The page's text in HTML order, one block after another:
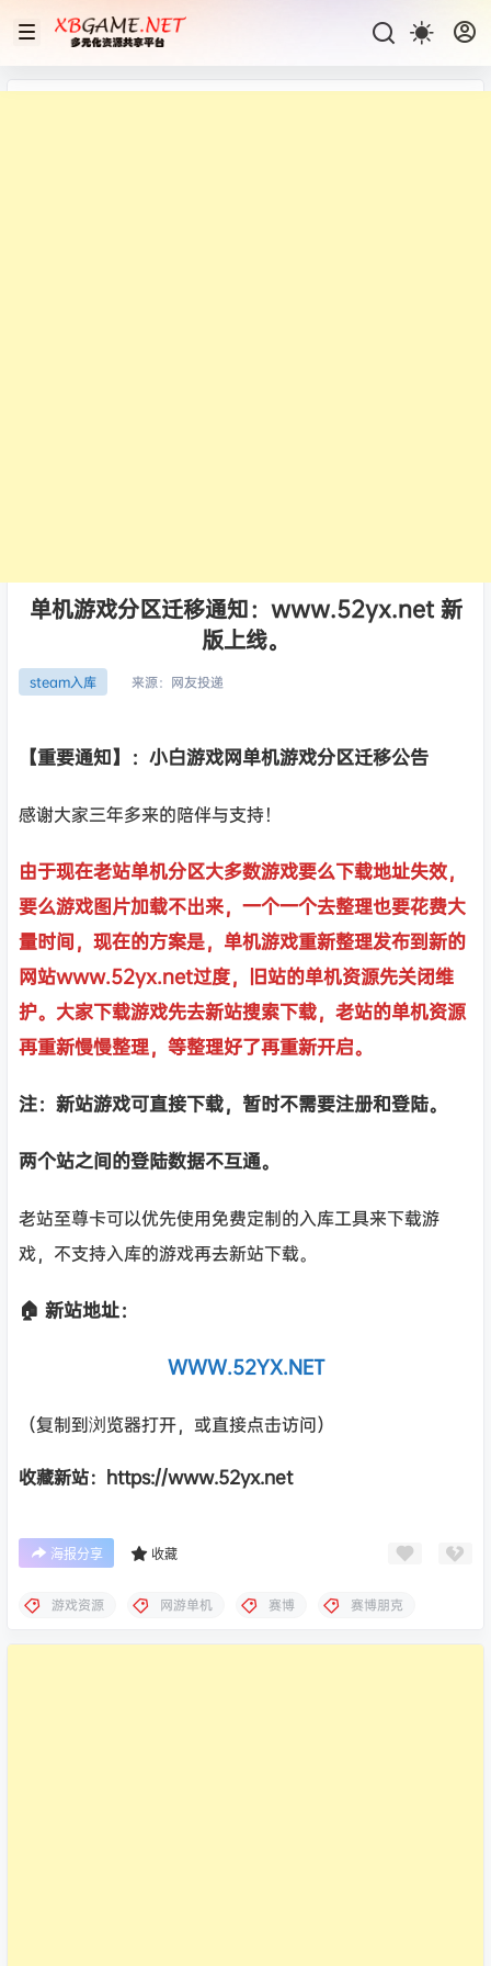
单机游戏分区迁移通知：www.52yx.net 新
版上线。
steam入库 来源： 网友投递
【重要通知】：小白游戏网单机游戏分区迁移公告
感谢大家三年多来的陪伴与支持！
由于现在老站单机分区大多数游戏要么下载地址失效，
要么游戏图片加载不出来，一个一个去整理也要花费大
量时间，现在的方案是，单机游戏重新整理发布到新的
网站www.52yx.net过度，旧站的单机资源先关闭维
护。大家下载游戏先去新站搜索下载，老站的单机资源
再重新慢慢整理，等整理好了再重新开启。
注：新站游戏可直接下载，暂时不需要注册和登陆。
两个站之间的登陆数据不互通。
老站至尊卡可以优先使用免费定制的入库工具来下载游
戏，不支持入库的游戏再去新站下载。
🏠 新站地址：
WWW.52YX.NET
（复制到浏览器打开，或直接点击访问）
收藏新站：https://www.52yx.net
海报分享 收藏
游戏资源 网游单机 赛博 赛博朋克